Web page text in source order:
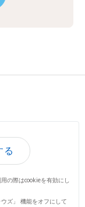
る
の際はcookieを有効にし
ズ」 機能をオフにして